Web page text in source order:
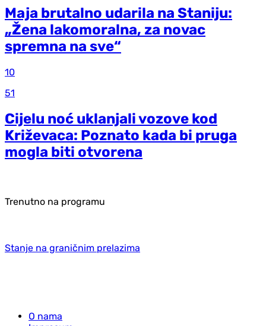
Maja brutalno udarila na Staniju:
„Žena lakomoralna, za novac
spremna na sve“
10
51
Cijelu noć uklanjali vozove kod
Križevaca: Poznato kada bi pruga
mogla biti otvorena
Trenutno na programu
Stanje na graničnim prelazima
O nama